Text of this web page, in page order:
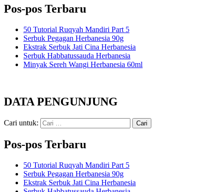
Pos-pos Terbaru
50 Tutorial Ruqyah Mandiri Part 5
Serbuk Pegagan Herbanesia 90g
Ekstrak Serbuk Jati Cina Herbanesia
Serbuk Habbatussauda Herbanesia
Minyak Sereh Wangi Herbanesia 60ml
DATA PENGUNJUNG
Cari untuk:
Pos-pos Terbaru
50 Tutorial Ruqyah Mandiri Part 5
Serbuk Pegagan Herbanesia 90g
Ekstrak Serbuk Jati Cina Herbanesia